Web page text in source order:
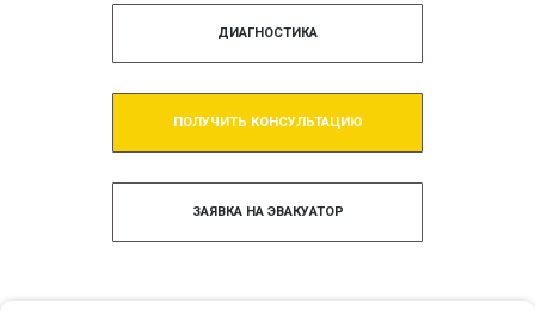
ДИАГНОСТИКА
ПОЛУЧИТЬ КОНСУЛЬТАЦИЮ
ЗАЯВКА НА ЭВАКУАТОР